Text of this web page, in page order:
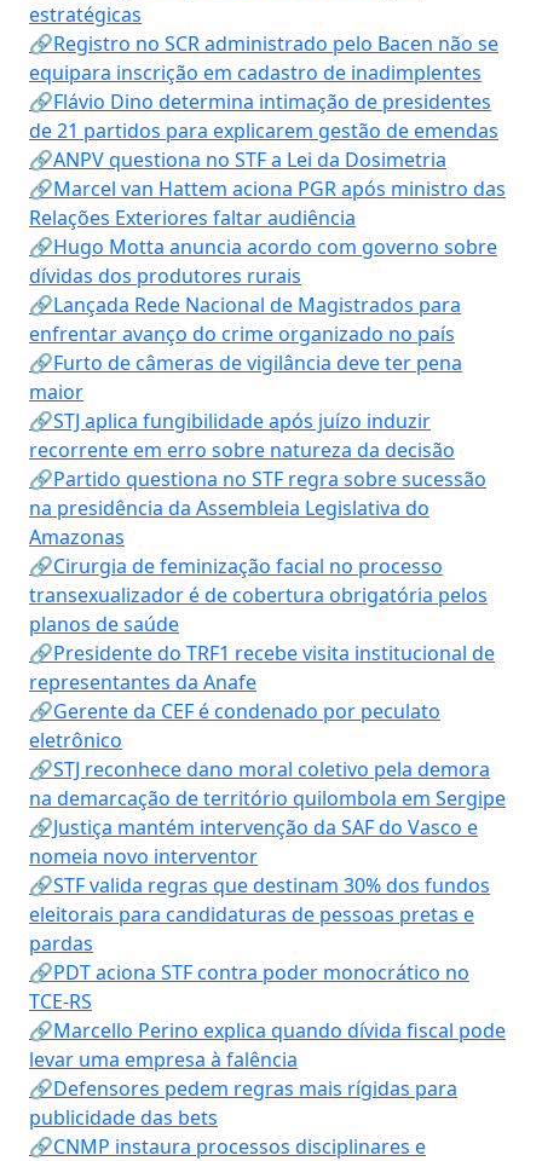
estratégicas
🔗Registro no SCR administrado pelo Bacen não se
equipara inscrição em cadastro de inadimplentes
🔗Flávio Dino determina intimação de presidentes
de 21 partidos para explicarem gestão de emendas
🔗ANPV questiona no STF a Lei da Dosimetria
🔗Marcel van Hattem aciona PGR após ministro das
Relações Exteriores faltar audiência
🔗Hugo Motta anuncia acordo com governo sobre
dívidas dos produtores rurais
🔗Lançada Rede Nacional de Magistrados para
enfrentar avanço do crime organizado no país
🔗Furto de câmeras de vigilância deve ter pena
maior
🔗STJ aplica fungibilidade após juízo induzir
recorrente em erro sobre natureza da decisão
🔗Partido questiona no STF regra sobre sucessão
na presidência da Assembleia Legislativa do
Amazonas
🔗Cirurgia de feminização facial no processo
transexualizador é de cobertura obrigatória pelos
planos de saúde
🔗Presidente do TRF1 recebe visita institucional de
representantes da Anafe
🔗Gerente da CEF é condenado por peculato
eletrônico
🔗STJ reconhece dano moral coletivo pela demora
na demarcação de território quilombola em Sergipe
🔗Justiça mantém intervenção da SAF do Vasco e
nomeia novo interventor
🔗STF valida regras que destinam 30% dos fundos
eleitorais para candidaturas de pessoas pretas e
pardas
🔗PDT aciona STF contra poder monocrático no
TCE-RS
🔗Marcello Perino explica quando dívida fiscal pode
levar uma empresa à falência
🔗Defensores pedem regras mais rígidas para
publicidade das bets
🔗CNMP instaura processos disciplinares e